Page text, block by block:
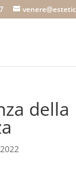
della